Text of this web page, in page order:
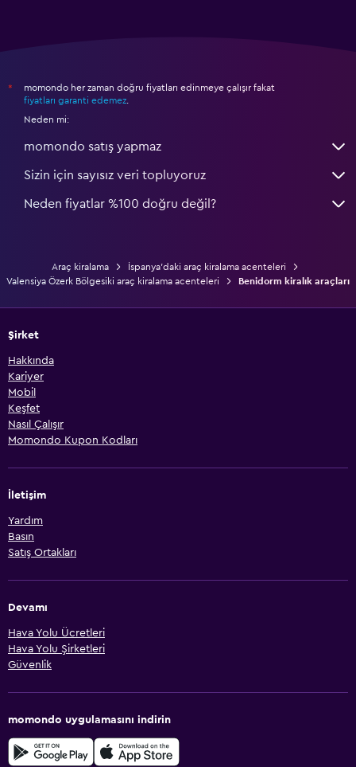
*
momondo her zaman doğru fiyatları edinmeye çalışır fakat
fiyatları garanti edemez.
Neden mi:
momondo satış yapmaz
Sizin için sayısız veri topluyoruz
Neden fiyatlar %100 doğru değil?
Araç kiralama
İspanya'daki araç kiralama acenteleri
Valensiya Özerk Bölgesiki araç kiralama acenteleri
Benidorm kiralık araçları
Şirket
Hakkında
Kariyer
Mobil
Keşfet
Nasıl Çalışır
Momondo Kupon Kodları
İletişim
Yardım
Basın
Satış Ortakları
Devamı
Hava Yolu Ücretleri
Hava Yolu Şirketleri
Güvenlik
momondo uygulamasını indirin